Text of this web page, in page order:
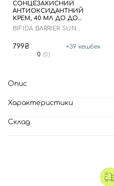
СОНЦЕЗАХИСНИЙ
АНТИОКСИДАНТНИЙ
КРЕМ, 40 МЛ ДО ДО
16.09.2028 РОКУ
BIFIDA BARRIER SUN
799₴ +39 кешбек
0 (0)
Опис
Характеристики
Склад